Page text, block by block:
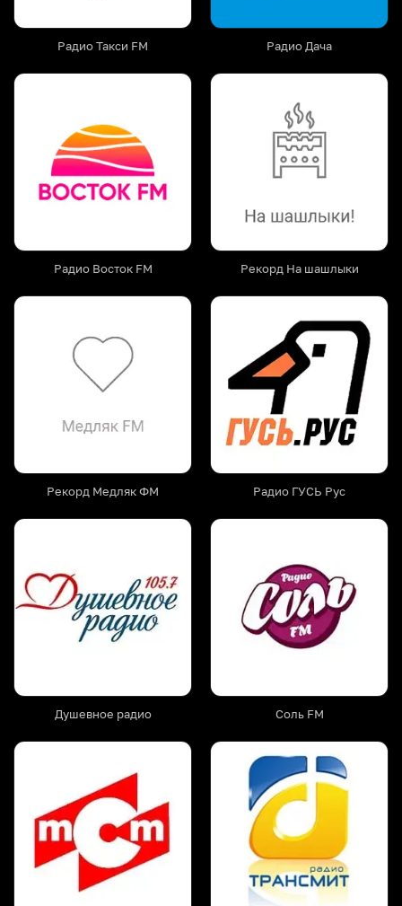
Радио Такси FM Радио Дача
Радио Восток FM Рекорд На шашлыки
Рекорд Медляк ФМ Радио ГУСЬ Рус
Душевное радио Соль FM